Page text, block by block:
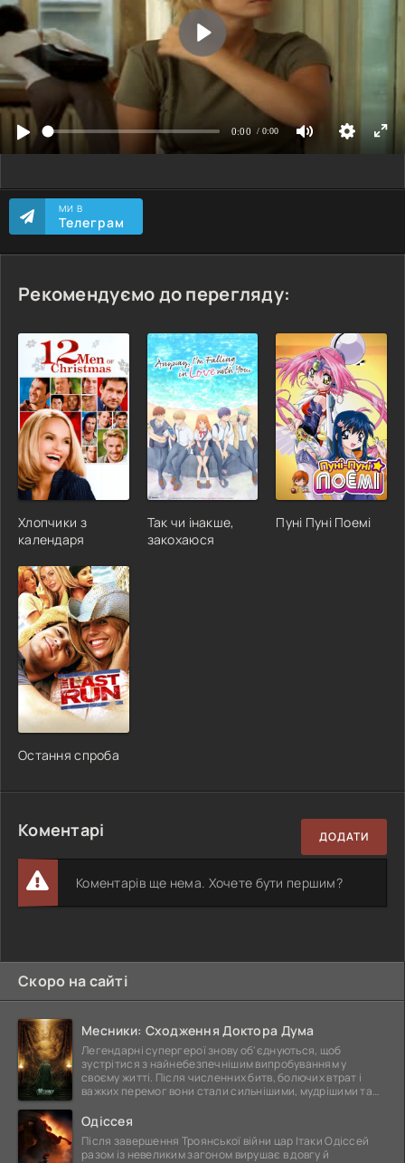
МИ В
Телеграм
Рекомендуємо до перегляду:
Хлопчики з
календаря
Так чи інакше,
закохаюся
Пуні Пуні Поемі
Остання спроба
Коментарі ДОДАТИ
Коментарів ще нема. Хочете бути першим?
Скоро на сайті
Месники: Сходження Доктора Дума
Легендарні супергерої знову об'єднуються, щоб
зустрітися з найнебезпечнішим випробуванням у
своєму житті. Після численних битв, болючих втрат і
важких перемог вони стали сильнішими, мудрішими та
Одіссея
Після завершення Троянської війни цар Ітаки Одіссей
разом із невеликим загоном вирушає в довгу й